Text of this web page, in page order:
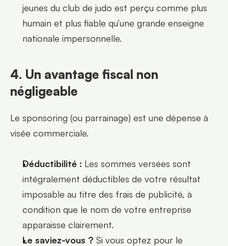
jeunes du club de judo est perçu comme plus
humain et plus fiable qu’une grande enseigne
nationale impersonnelle.
4. Un avantage fiscal non
négligeable
Le sponsoring (ou parrainage) est une dépense à
visée commerciale.
Déductibilité : Les sommes versées sont
intégralement déductibles de votre résultat
imposable au titre des frais de publicité, à
condition que le nom de votre entreprise
apparaisse clairement.
Le saviez-vous ?